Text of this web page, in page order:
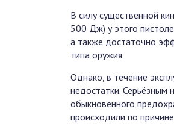
В силу существенной
500 Дж) у этого
а также достаточно
типа оружия.
Однако, в течение
недостатки. Серьёзным
обыкновенного
происходили по